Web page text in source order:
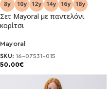
Σετ Mayoral με παντελόνι
κορίτσι
Mayoral
SKU: 16-07531-015
50.00€